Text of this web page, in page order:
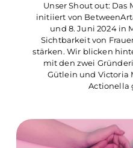
Unser Shout out: Das
initiiert von
und 8. Juni 2024 in
Sichtbarkeit von
stärken. Wir blicken
mit den zwei
Gütlein und Victoria
Actionella